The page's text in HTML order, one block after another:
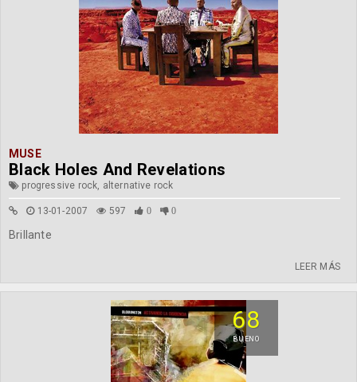
MUSE
Black Holes And Revelations
progressive rock, alternative rock
13-01-2007 597 0 0
Brillante
LEER MÁS
68
BUENO